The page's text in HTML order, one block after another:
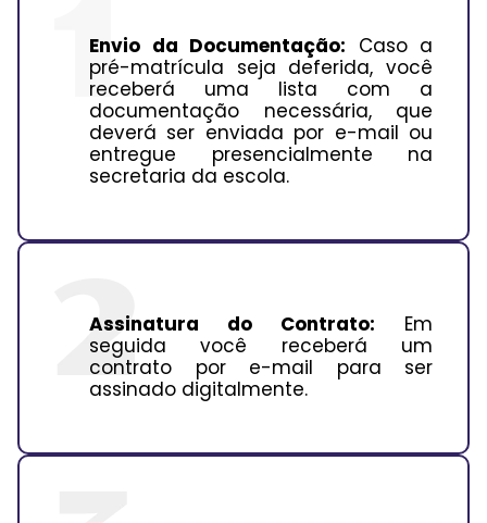
Envio da Documentação: Caso a
pré-matrícula seja deferida, você
receberá uma lista com a
documentação necessária, que
deverá ser enviada por e-mail ou
entregue presencialmente na
secretaria da escola.
Assinatura do Contrato: Em
seguida você receberá um
contrato por e-mail para ser
assinado digitalmente.